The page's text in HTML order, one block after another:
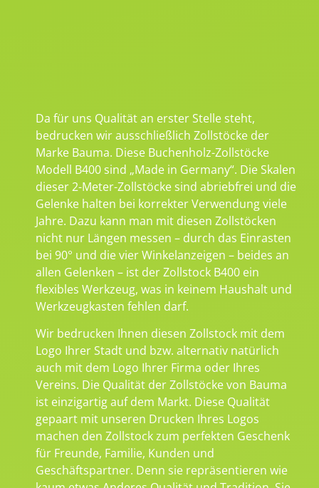
Da für uns Qualität an erster Stelle steht,
bedrucken wir ausschließlich Zollstöcke der
Marke Bauma. Diese Buchenholz-Zollstöcke
Modell B400 sind „Made in Germany“. Die Skalen
dieser 2-Meter-Zollstöcke sind abriebfrei und die
Gelenke halten bei korrekter Verwendung viele
Jahre. Dazu kann man mit diesen Zollstöcken
nicht nur Längen messen – durch das Einrasten
bei 90° und die vier Winkelanzeigen – beides an
allen Gelenken – ist der Zollstock B400 ein
flexibles Werkzeug, was in keinem Haushalt und
Werkzeugkasten fehlen darf.
Wir bedrucken Ihnen diesen Zollstock mit dem
Logo Ihrer Stadt und bzw. alternativ natürlich
auch mit dem Logo Ihrer Firma oder Ihres
Vereins. Die Qualität der Zollstöcke von Bauma
ist einzigartig auf dem Markt. Diese Qualität
gepaart mit unseren Drucken Ihres Logos
machen den Zollstock zum perfekten Geschenk
für Freunde, Familie, Kunden und
Geschäftspartner. Denn sie repräsentieren wie